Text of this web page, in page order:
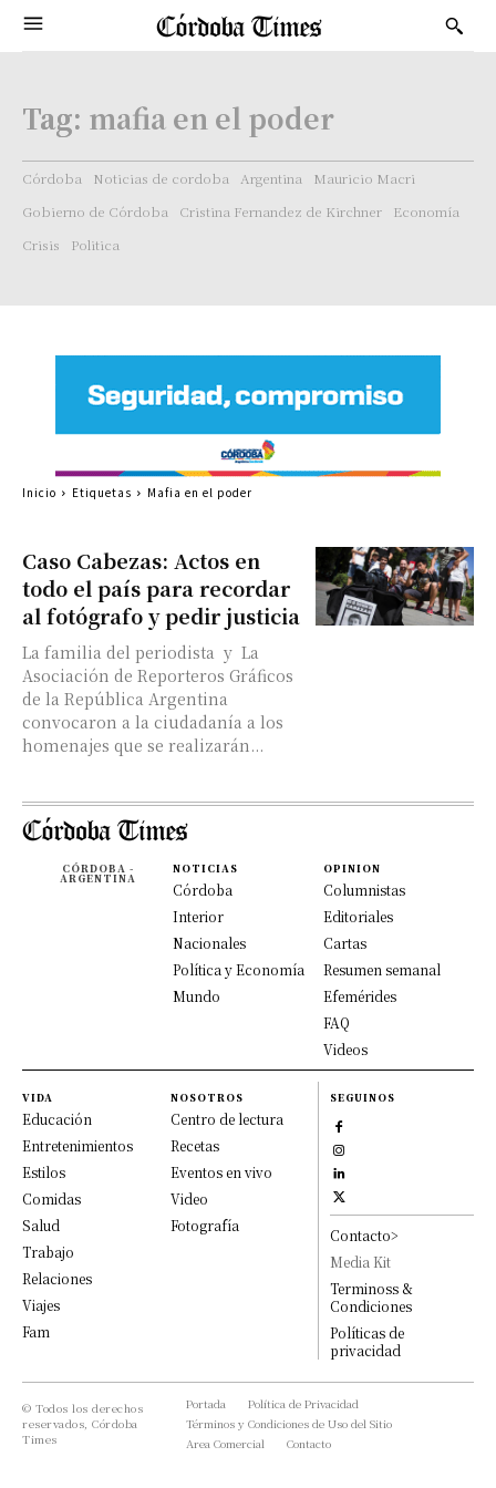
Tag: mafia en el poder
Córdoba Noticias de cordoba Argentina
Mauricio Macri
Gobierno de Córdoba
Cristina Fernandez de Kirchner
Economía
Crisis
Politica
Caso Cabezas: Actos en
todo el país para recordar
al fotógrafo y pedir justicia
La familia del periodista y La
Asociación de Reporteros Gráficos
de la República Argentina
convocaron a la ciudadanía a los
homenajes que se realizarán...
Inicio Etiquetas Mafia en el poder
CÓRDOBA -
ARGENTINA
NOTICIAS
Córdoba
Interior
Nacionales
Política y Economía
Mundo
OPINION
Columnistas
Editoriales
Cartas
Resumen semanal
Efemérides
FAQ
Videos
VIDA
Educación
Entretenimientos
Estilos
Comidas
Salud
Trabajo
Relaciones
Viajes
Fam
NOSOTROS
Centro de lectura
Recetas
Eventos en vivo
Video
Fotografía
SEGUINOS
Contacto>
Media Kit
Terminoss &
Condiciones
Políticas de
privacidad
© Todos los derechos
reservados, Córdoba
Times
Portada
Política de Privacidad
Términos y Condiciones de Uso del Sitio
Area Comercial
Contacto